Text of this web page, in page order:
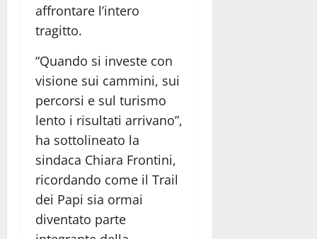
affrontare l’intero
tragitto.
“Quando si investe con
visione sui cammini, sui
percorsi e sul turismo
lento i risultati arrivano”,
ha sottolineato la
sindaca Chiara Frontini,
ricordando come il Trail
dei Papi sia ormai
diventato parte